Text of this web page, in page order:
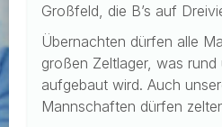
Großfeld, die B’s auf
Übernachten dürfen alle
großen Zeltlager, was rund
aufgebaut wird. Auch
Mannschaften dürfen